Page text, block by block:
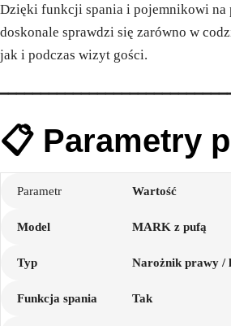
Dzięki funkcji spania i pojemnikowi na
doskonale sprawdzi się zarówno w
jak i podczas wizyt gości.
📋 Parametry
Parametr Wartość
Model MARK z pufą
Typ Narożnik prawy /
Funkcja spania Tak